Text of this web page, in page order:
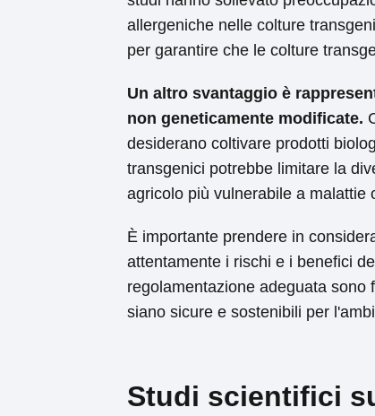
allergeniche nelle colture
per garantire che le colture
Un altro svantaggio è
non geneticamente modificate.
desiderano coltivare prodotti
transgenici potrebbe limitare la
agricolo più vulnerabile a malattie
È importante prendere in
attentamente i rischi e i benefici
regolamentazione adeguata
siano sicure e sostenibili per
Studi scientifici